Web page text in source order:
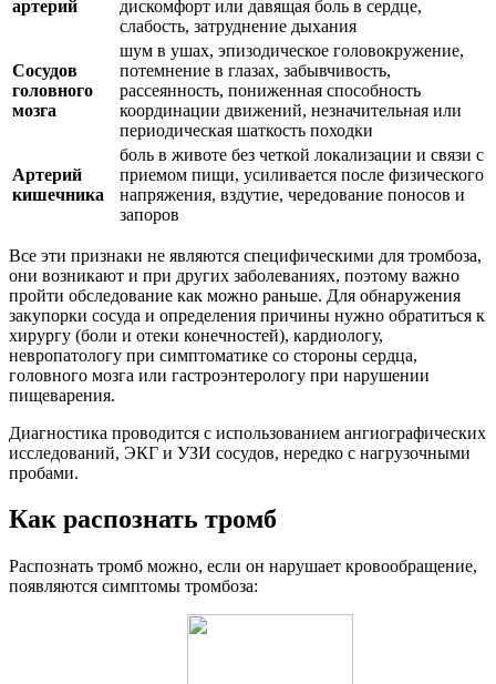
артерий
дискомфорт или давящая боль в сердце,
слабость, затруднение дыхания
Сосудов
головного
мозга
шум в ушах, эпизодическое головокружение,
потемнение в глазах, забывчивость,
рассеянность, пониженная способность
координации движений, незначительная или
периодическая шаткость походки
Артерий
кишечника
боль в животе без четкой локализации и связи с
приемом пищи, усиливается после физического
напряжения, вздутие, чередование поносов и
запоров
Все эти признаки не являются специфическими для тромбоза,
они возникают и при других заболеваниях, поэтому важно
пройти обследование как можно раньше. Для обнаружения
закупорки сосуда и определения причины нужно обратиться к
хирургу (боли и отеки конечностей), кардиологу,
невропатологу при симптоматике со стороны сердца,
головного мозга или гастроэнтерологу при нарушении
пищеварения.
Диагностика проводится с использованием ангиографических
исследований, ЭКГ и УЗИ сосудов, нередко с нагрузочными
пробами.
Как распознать тромб
Распознать тромб можно, если он нарушает кровообращение,
появляются симптомы тромбоза: